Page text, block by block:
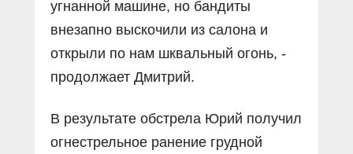
угнанной машине, но бандиты
внезапно выскочили из салона и
открыли по нам шквальный огонь, -
продолжает Дмитрий.
В результате обстрела Юрий получил
огнестрельное ранение грудной